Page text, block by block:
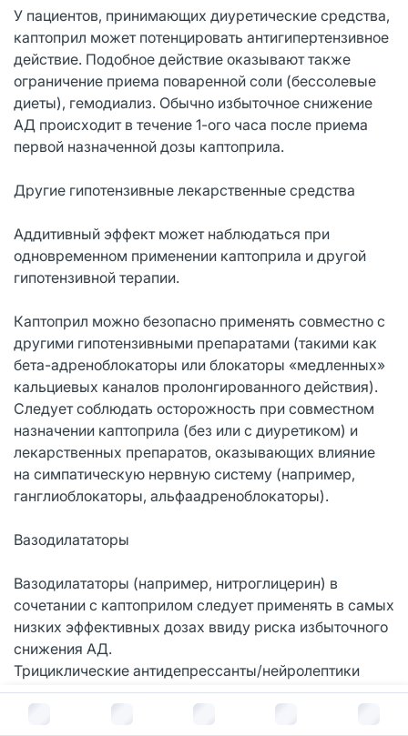
В корзину за руб.
У пациентов, принимающих диуретические средства,
каптоприл может потенцировать антигипертензивное
действие. Подобное действие оказывают также
ограничение приема поваренной соли (бессолевые
диеты), гемодиализ. Обычно избыточное снижение
АД происходит в течение 1-ого часа после приема
первой назначенной дозы каптоприла.
Другие гипотензивные лекарственные средства
Аддитивный эффект может наблюдаться при
одновременном применении каптоприла и другой
гипотензивной терапии.
Каптоприл можно безопасно применять совместно с
другими гипотензивными препаратами (такими как
бета-адреноблокаторы или блокаторы «медленных»
кальциевых каналов пролонгированного действия).
Следует соблюдать осторожность при совместном
назначении каптоприла (без или с диуретиком) и
лекарственных препаратов, оказывающих влияние
на симпатическую нервную систему (например,
ганглиоблокаторы, альфаадреноблокаторы).
Вазодилататоры
Вазодилататоры (например, нитроглицерин) в
сочетании с каптоприлом следует применять в самых
низких эффективных дозах ввиду риска избыточного
снижения АД.
Трициклические антидепрессанты/нейролептики
Возможно усиление антигипертензивного действия